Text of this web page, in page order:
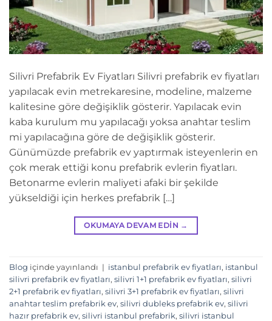
Silivri Prefabrik Ev Fiyatları Silivri prefabrik ev fiyatları
yapılacak evin metrekaresine, modeline, malzeme
kalitesine göre değişiklik gösterir. Yapılacak evin
kaba kurulum mu yapılacağı yoksa anahtar teslim
mi yapılacağına göre de değişiklik gösterir.
Günümüzde prefabrik ev yaptırmak isteyenlerin en
çok merak ettiği konu prefabrik evlerin fiyatları.
Betonarme evlerin maliyeti afaki bir şekilde
yükseldiği için herkes prefabrik […]
OKUMAYA DEVAM EDIN →
Blog içinde yayınlandı | istanbul prefabrik ev fiyatları, istanbul
silivri prefabrik ev fiyatları, silivri 1+1 prefabrik ev fiyatları, silivri
2+1 prefabrik ev fiyatları, silivri 3+1 prefabrik ev fiyatları, silivri
anahtar teslim prefabrik ev, silivri dubleks prefabrik ev, silivri
hazır prefabrik ev, silivri istanbul prefabrik, silivri istanbul